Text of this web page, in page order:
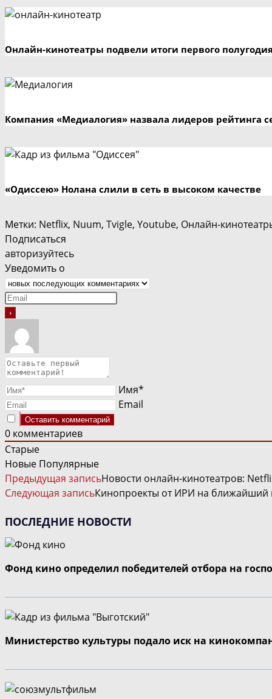
Онлайн-кинотеатры подвели итоги первого
Компания «Медиалогия» назвала лидеров рейтинга
«Одиссею» Нолана слили в сеть в высоком качестве
Метки: Netflix, Nuum, Tvigle, Youtube, Онлайн-
Подписаться
авторизуйтесь
Уведомить о
Имя*
Email
0 комментариев
Старые
Новые Популярные
ЧИТАТЬ
ДАЛЕЕ
СТАТЬИ
Предыдущая записьНовости онлайн-кинотеатров:
Следующая записьКинопроекты от ИРИ на ближайший
ПОСЛЕДНИЕ НОВОСТИ
Фонд кино определил победителей отбора на
Министерство культуры подало иск на